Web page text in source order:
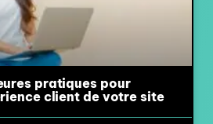
pratiques pour
client de votre site